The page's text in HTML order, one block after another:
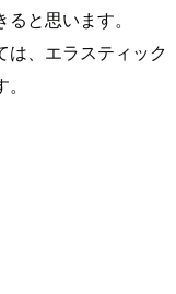
と思います。
は、エラスティック